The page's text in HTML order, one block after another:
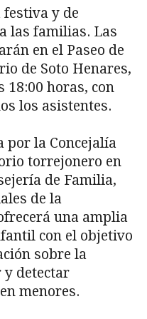
y de
las familias. Las
en el Paseo de
de Soto Henares,
18:00 horas, con
los asistentes.
por la Concejalía
torrejonero en
de Familia,
de la
una amplia
con el objetivo
sobre la
detectar
menores.